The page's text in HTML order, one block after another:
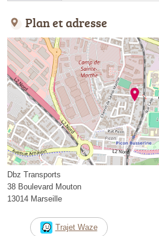
Plan et adresse
Dbz Transports
38 Boulevard Mouton
13014 Marseille
Trajet Waze